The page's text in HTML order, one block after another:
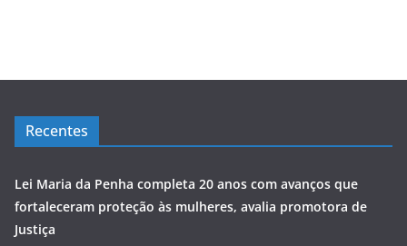
Recentes
Lei Maria da Penha completa 20 anos com avanços que
fortaleceram proteção às mulheres, avalia promotora de
Justiça